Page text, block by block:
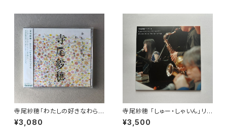
寺尾紗穂「わたしの好きなわら
べうた」 【CD】
¥3,080
寺尾紗穂 「しゅー・しゃいん」リリ
ースツアー サントリーホール ブ
ルーローズ公演【DVD】
¥3,500